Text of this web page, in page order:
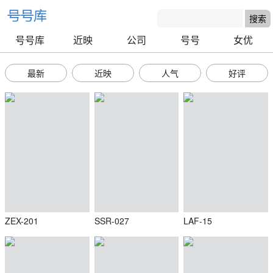
号号库 近映 公司 号号 女优
最新 近映 人气 好评
ZEX-201 SSR-027 LAF-15